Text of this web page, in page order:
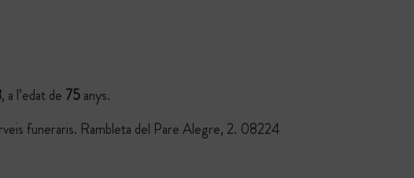
, a l’edat de 75anys.
funeraris. Rambleta del Pare Alegre, 2. 08224